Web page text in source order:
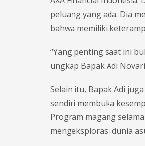
peluang yang ada. Dia
bahwa memiliki
“Yang penting saat ini
ungkap Bapak Adi
Selain itu, Bapak Adi
sendiri membuka
Program magang
mengeksplorasi dunia